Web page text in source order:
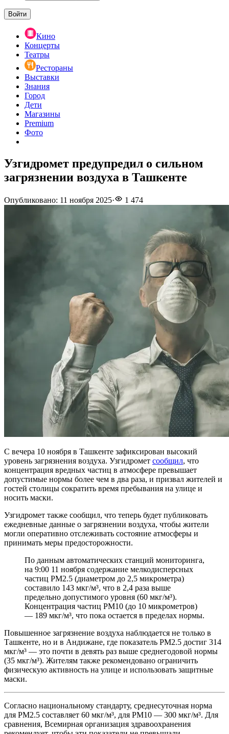
Войти
Кино
Концерты
Театры
Рестораны
Выставки
Знания
Город
Дети
Магазины
Premium
Фото
Узгидромет предупредил о сильном
загрязнении воздуха в Ташкенте
Опубликовано: 11 ноября 2025· 1 474
С вечера 10 ноября в Ташкенте зафиксирован высокий
уровень загрязнения воздуха. Узгидромет сообщил, что
концентрация вредных частиц в атмосфере превышает
допустимые нормы более чем в два раза, и призвал жителей и
гостей столицы сократить время пребывания на улице и
носить маски.
Узгидромет также сообщил, что теперь будет публиковать
ежедневные данные о загрязнении воздуха, чтобы жители
могли оперативно отслеживать состояние атмосферы и
принимать меры предосторожности.
По данным автоматических станций мониторинга,
на 9:00 11 ноября содержание мелкодисперсных
частиц PM2.5 (диаметром до 2,5 микрометра)
составило 143 мкг/м³, что в 2,4 раза выше
предельно допустимого уровня (60 мкг/м³).
Концентрация частиц PM10 (до 10 микрометров)
— 189 мкг/м³, что пока остается в пределах нормы.
Повышенное загрязнение воздуха наблюдается не только в
Ташкенте, но и в Андижане, где показатель PM2.5 достиг 314
мкг/м³ — это почти в девять раз выше среднегодовой нормы
(35 мкг/м³). Жителям также рекомендовано ограничить
физическую активность на улице и использовать защитные
маски.
Согласно национальному стандарту, среднесуточная норма
для PM2.5 составляет 60 мкг/м³, для PM10 — 300 мкг/м³. Для
сравнения, Всемирная организация здравоохранения